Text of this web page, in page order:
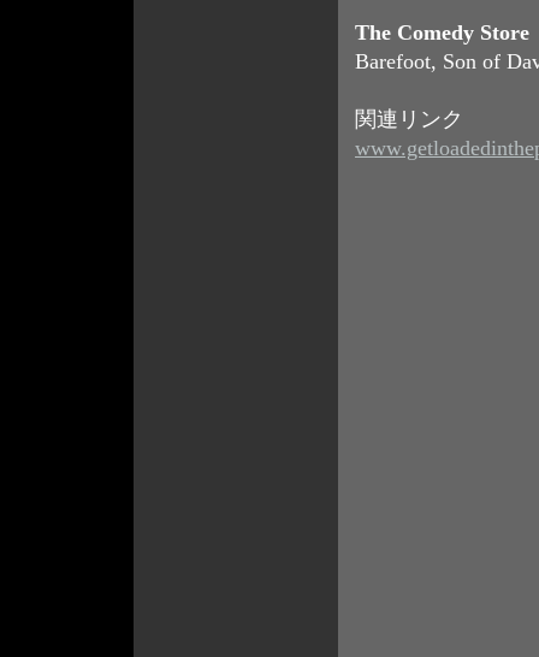
The Comedy Store
Barefoot, Son of
関連リンク